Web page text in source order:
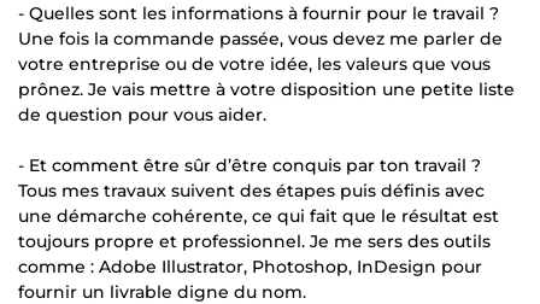
- Quelles sont les informations à fournir pour le travail ?
Une fois la commande passée, vous devez me parler de
votre entreprise ou de votre idée, les valeurs que vous
prônez. Je vais mettre à votre disposition une petite liste
de question pour vous aider.
- Et comment être sûr d’être conquis par ton travail ?
Tous mes travaux suivent des étapes puis définis avec
une démarche cohérente, ce qui fait que le résultat est
toujours propre et professionnel. Je me sers des outils
comme : Adobe Illustrator, Photoshop, InDesign pour
fournir un livrable digne du nom.